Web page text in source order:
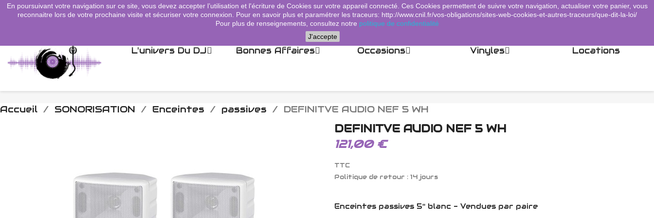
search  Connexion shopping_cart Panier (0)
L'univers Du DJ Bonnes Affaires Occasions Vinyles Locations
Accueil SONORISATION Enceintes passives DEFINITVE AUDIO NEF 5 WH
DEFINITVE AUDIO NEF 5 WH
121,00 €
TTC
Politique de retour : 14 jours
Enceintes passives 5'' blanc - Vendues par paire
En poursuivant votre navigation sur ce site, vous devez accepter l’utilisation et l'écriture de Cookies sur votre appareil connecté. Ces Cookies permettent de suivre votre navigation, actualiser votre panier, vous
reconnaitre lors de votre prochaine visite et sécuriser votre connexion. Pour en savoir plus et paramétrer les traceurs: http://www.cnil.fr/vos-obligations/sites-web-cookies-et-autres-traceurs/que-dit-la-loi/
Pour plus de renseignements, consultez notre politique de confidentialité
J'accepte